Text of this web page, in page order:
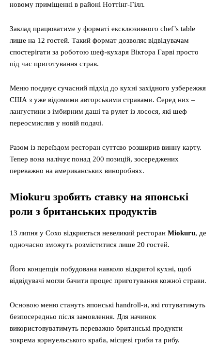
новому приміщенні в районі Ноттінг-Гілл.
Заклад працюватиме у форматі ексклюзивного chef’s table
лише на 12 гостей. Такий формат дозволяє відвідувачам
спостерігати за роботою шеф-кухаря Віктора Гарві просто
під час приготування страв.
Меню поєднує сучасний підхід до кухні західного узбережжя
США з уже відомими авторськими стравами. Серед них –
лангустини з імбирним даші та рулет із лосося, які шеф
переосмислив у новій подачі.
Разом із переїздом ресторан суттєво розширив винну карту.
Тепер вона налічує понад 200 позицій, зосереджених
переважно на американських виноробнях.
Miokuru зробить ставку на японські
роли з британських продуктів
13 липня у Сохо відкриється невеликий ресторан Miokuru, де
одночасно зможуть розміститися лише 20 гостей.
Його концепція побудована навколо відкритої кухні, щоб
відвідувачі могли бачити процес приготування кожної страви.
Основою меню стануть японські handroll-и, які готуватимуть
безпосередньо після замовлення. Для начинок
використовуватимуть переважно британські продукти –
зокрема корнуельського краба, місцеві гриби та рибу.